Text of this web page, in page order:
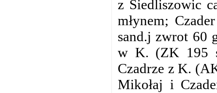
z Siedliszowic
młynem;
sand.j zwrot 60
w K. (ZK 195
Czadrze z K.
Mikołaj i